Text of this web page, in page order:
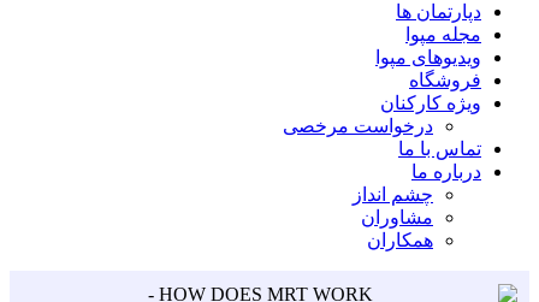
دپارتمان ها
مجله مپوا
ویدیوهای مپوا
فروشگاه
ویژه کارکنان
درخواست مرخصی
تماس با ما
درباره ما
چشم انداز
مشاوران
همکاران